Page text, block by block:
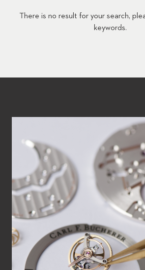
There is no result for your search,
keywords.